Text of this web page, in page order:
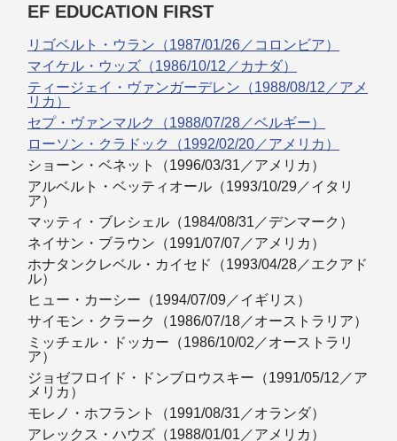
EF EDUCATION FIRST
リゴベルト・ウラン（1987/01/26／コロンビア）
マイケル・ウッズ（1986/10/12／カナダ）
ティージェイ・ヴァンガーデレン（1988/08/12／アメ
リカ）
セプ・ヴァンマルク（1988/07/28／ベルギー）
ローソン・クラドック（1992/02/20／アメリカ）
ショーン・ベネット（1996/03/31／アメリカ）
アルベルト・ベッティオール（1993/10/29／イタリ
ア）
マッティ・ブレシェル（1984/08/31／デンマーク）
ネイサン・ブラウン（1991/07/07／アメリカ）
ホナタンクレベル・カイセド（1993/04/28／エクアド
ル）
ヒュー・カーシー（1994/07/09／イギリス）
サイモン・クラーク（1986/07/18／オーストラリア）
ミッチェル・ドッカー（1986/10/02／オーストラリ
ア）
ジョゼフロイド・ドンブロウスキー（1991/05/12／ア
メリカ）
モレノ・ホフラント（1991/08/31／オランダ）
アレックス・ハウズ（1988/01/01／アメリカ）